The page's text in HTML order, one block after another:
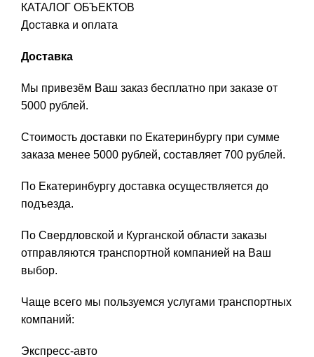
КАТАЛОГ ОБЪЕКТОВ
Доставка и оплата
Доставка
Мы привезём Ваш заказ бесплатно при заказе от
5000 рублей.
Стоимость доставки по Екатеринбургу при сумме
заказа менее 5000 рублей, составляет 700 рублей.
По Екатеринбургу доставка осуществляется до
подъезда.
По Свердловской и Курганской области заказы
отправляются транспортной компанией на Ваш
выбор.
Чаще всего мы пользуемся услугами транспортных
компаний:
Экспресс-авто